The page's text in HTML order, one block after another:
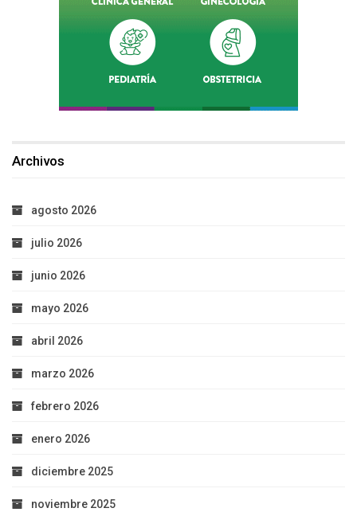
Archivos
agosto 2026
julio 2026
junio 2026
mayo 2026
abril 2026
marzo 2026
febrero 2026
enero 2026
diciembre 2025
noviembre 2025